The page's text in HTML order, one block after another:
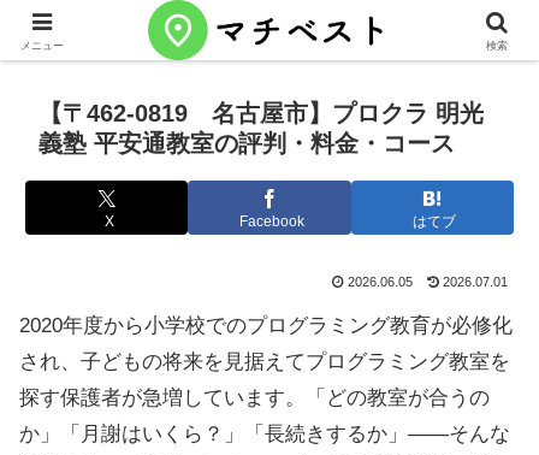
【〒462-0819 名古屋市】プロクラ 明光
義塾 平安通教室の評判・料金・コース
X Facebook はてブ
2026.06.05 2026.07.01
2020年度から小学校でのプログラミング教育が必修化
され、子どもの将来を見据えてプログラミング教室を
探す保護者が急増しています。「どの教室が合うの
か」「月謝はいくら？」「長続きするか」——そんな
メニュー 検索